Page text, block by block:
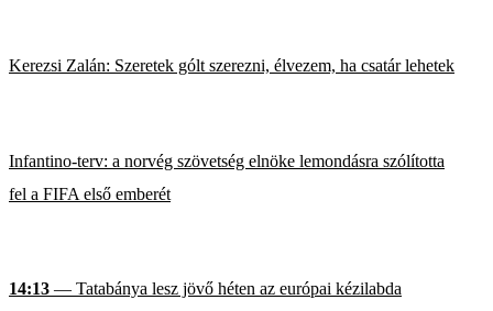
Kerezsi Zalán: Szeretek gólt szerezni, élvezem, ha csatár lehetek
Infantino-terv: a norvég szövetség elnöke lemondásra szólította
fel a FIFA első emberét
14:13 — Tatabánya lesz jövő héten az európai kézilabda